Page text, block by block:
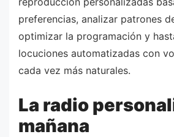
preferencias, analizar patrones
optimizar la programación y
locuciones automatizadas con
cada vez más naturales.
La radio
mañana